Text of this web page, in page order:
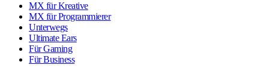
MX für Kreative
MX für Programmierer
Unterwegs
Ultimate Ears
Für Gaming
Für Business